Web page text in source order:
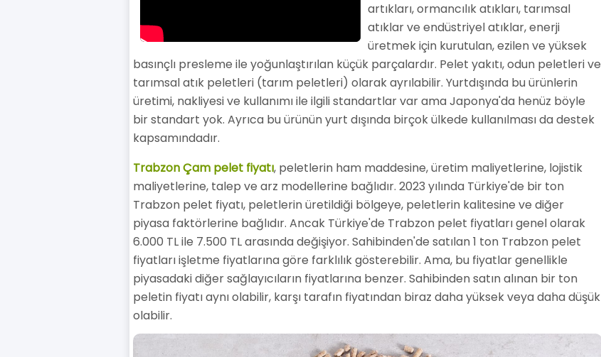
artıkları, ormancılık atıkları, tarımsal
atıklar ve endüstriyel atıklar, enerji
üretmek için kurutulan, ezilen ve yüksek
basınçlı presleme ile yoğunlaştırılan küçük parçalardır. Pelet yakıtı, odun peletleri ve
tarımsal atık peletleri (tarım peletleri) olarak ayrılabilir. Yurtdışında bu ürünlerin
üretimi, nakliyesi ve kullanımı ile ilgili standartlar var ama Japonya'da henüz böyle
bir standart yok. Ayrıca bu ürünün yurt dışında birçok ülkede kullanılması da destek
kapsamındadır.
Trabzon Çam pelet fiyatı, peletlerin ham maddesine, üretim maliyetlerine, lojistik
maliyetlerine, talep ve arz modellerine bağlıdır. 2023 yılında Türkiye'de bir ton
Trabzon pelet fiyatı, peletlerin üretildiği bölgeye, peletlerin kalitesine ve diğer
piyasa faktörlerine bağlıdır. Ancak Türkiye'de Trabzon pelet fiyatları genel olarak
6.000 TL ile 7.500 TL arasında değişiyor. Sahibinden'de satılan 1 ton Trabzon pelet
fiyatları işletme fiyatlarına göre farklılık gösterebilir. Ama, bu fiyatlar genellikle
piyasadaki diğer sağlayıcıların fiyatlarına benzer. Sahibinden satın alınan bir ton
peletin fiyatı aynı olabilir, karşı tarafın fiyatından biraz daha yüksek veya daha düşük
olabilir.